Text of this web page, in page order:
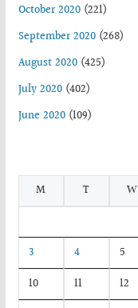
October 2020(221)
September 2020(268)
August 2020(425)
July 2020(402)
June 2020(109)
M
T W
3
4 5
10
11 12